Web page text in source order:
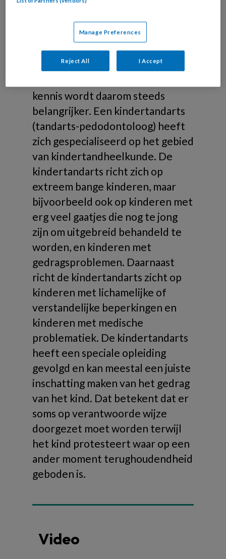
Elk kind is uniek en elke
ontwikkelingsfase vraagt om een
eigen benaderingswijze. De
behandeling van kinderen kan een
kennis wordt daarom steeds
belangrijker. Een kindertandarts
(tandarts-pedodontoloog) heeft
zich gespecialiseerd op het gebied
van kindertandheelkunde. De
kindertandarts richt zich op
extreem bange kinderen, maar
bijvoorbeeld ook op kinderen met
erg veel gaatjes die nog te jong
zijn om uitgebreid behandeld te
worden, en kinderen met
gedragsproblemen. Daarnaast
richt de kindertandarts zicht op
kinderen met lichamelijke of
verstandelijke beperkingen en
kinderen met medische
problematiek. De kindertandarts
heeft een speciale opleiding
gevolgd en kan meestal een juiste
inschatting maken van het gedrag
van het kind. Dat betekent dat er
soms op verantwoorde wijze
doorgezet moet worden terwijl
het kind protesteert waar op een
ander moment terughoudendheid
geboden is.
Video
Manage Preferences
Reject All I Accept